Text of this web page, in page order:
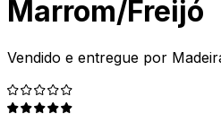
Marrom/Freijó
Vendido e entregue por